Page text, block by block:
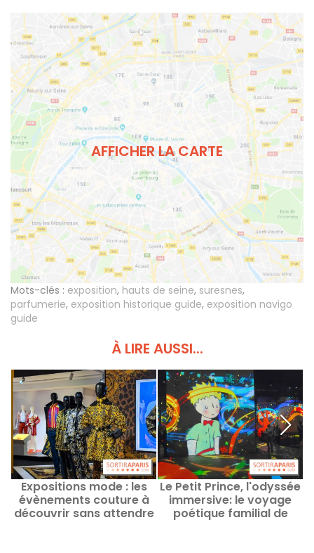
AFFICHER LA CARTE
Mots-clés : exposition, hauts de seine, suresnes,
parfumerie, exposition historique guide, exposition navigo
guide
À LIRE AUSSI...
Expositions mode : les
évènements couture à
découvrir sans attendre
Le Petit Prince, l'odyssée
immersive: le voyage
poétique familial de